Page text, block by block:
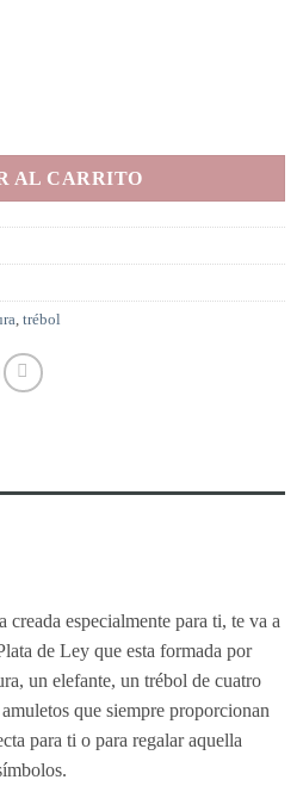
AL CARRITO
, trébol
creada especialmente para ti, te va a
de Ley que esta formada por
un elefante, un trébol de cuatro
que siempre proporcionan
para ti o para regalar aquella